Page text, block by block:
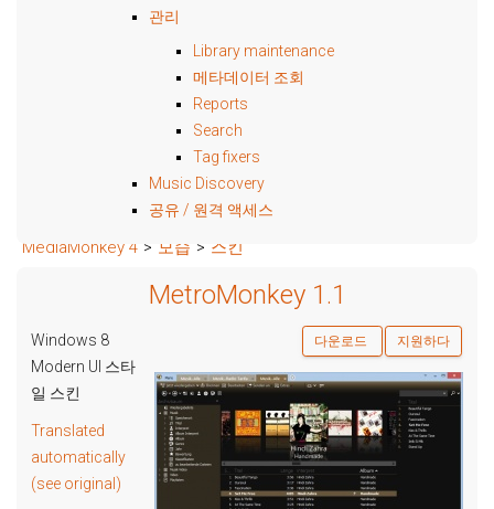
MediaMonkey 4 > 모습 > 스킨
MetroMonkey 1.1
다운로드 지원하다
Windows 8
Modern UI 스타
일 스킨
Translated
automatically
(see original)
관리
Library maintenance
메타데이터 조회
Reports
Search
Tag fixers
Music Discovery
공유 / 원격 액세스